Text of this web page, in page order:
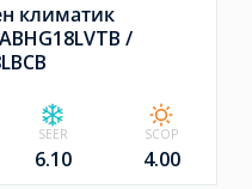
климатик
/
SEER
6.10
SCOP
4.00